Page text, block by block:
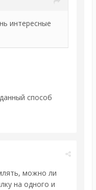
интересные
способ
можно ли
на одного и